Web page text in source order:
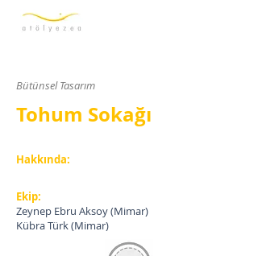
Bütünsel Tasarım
Tohum Sokağı
Hakkında:
Ekip:
Zeynep Ebru Aksoy (Mimar)
Kübra Türk (Mimar)